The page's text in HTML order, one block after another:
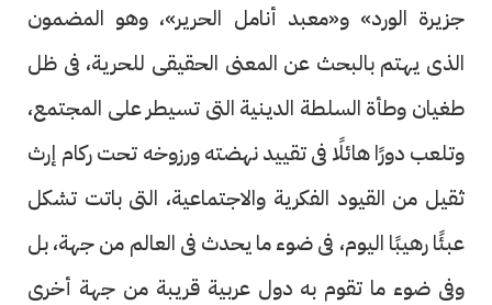
جزيرة الورد» و«معبد أنامل الحرير»، وهو المضمون
الذى يهتم بالبحث عن المعنى الحقيقى للحرية، فى ظل
طغيان وطأة السلطة الدينية التى تسيطر على المجتمع،
وتلعب دورًا هائلًا فى تقييد نهضته ورزوخه تحت ركام إرث
ثقيل من القيود الفكرية والاجتماعية، التى باتت تشكل
عبئًا رهيبًا اليوم، فى ضوء ما يحدث فى العالم من جهة، بل
وفى ضوء ما تقوم به دول عربية قريبة من جهة أخرى